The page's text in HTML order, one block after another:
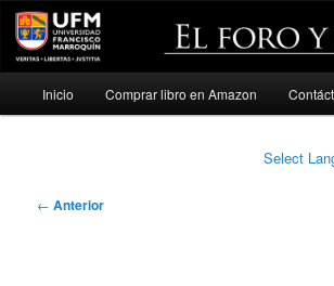
Ir
Inicio Comprar libro en Amazon
Select
Navegación
← Anterior